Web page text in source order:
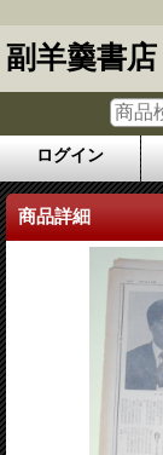
副羊羹書店
ログイン
商品詳細